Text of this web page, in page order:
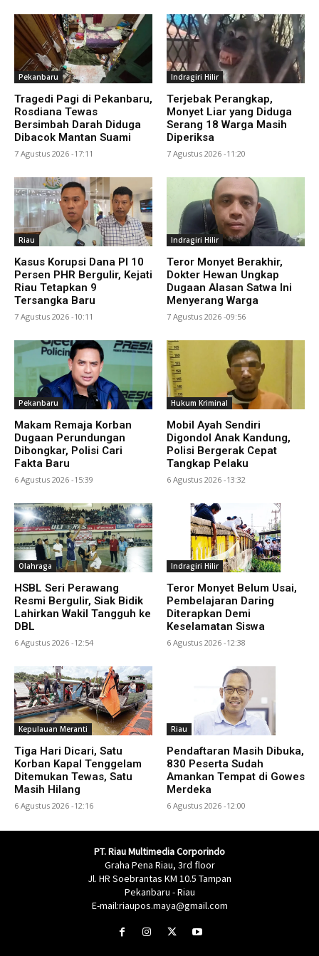
Pekanbaru
Tragedi Pagi di Pekanbaru,
Rosdiana Tewas
Bersimbah Darah Diduga
Dibacok Mantan Suami
7 Agustus 2026 -17:11
Indragiri Hilir
Terjebak Perangkap,
Monyet Liar yang Diduga
Serang 18 Warga Masih
Diperiksa
7 Agustus 2026 -11:20
Riau
Kasus Korupsi Dana PI 10
Persen PHR Bergulir, Kejati
Riau Tetapkan 9
Tersangka Baru
7 Agustus 2026 -10:11
Indragiri Hilir
Teror Monyet Berakhir,
Dokter Hewan Ungkap
Dugaan Alasan Satwa Ini
Menyerang Warga
7 Agustus 2026 -09:56
Pekanbaru
Makam Remaja Korban
Dugaan Perundungan
Dibongkar, Polisi Cari
Fakta Baru
6 Agustus 2026 -15:39
Hukum Kriminal
Mobil Ayah Sendiri
Digondol Anak Kandung,
Polisi Bergerak Cepat
Tangkap Pelaku
6 Agustus 2026 -13:32
Olahraga
HSBL Seri Perawang
Resmi Bergulir, Siak Bidik
Lahirkan Wakil Tangguh ke
DBL
6 Agustus 2026 -12:54
Indragiri Hilir
Teror Monyet Belum Usai,
Pembelajaran Daring
Diterapkan Demi
Keselamatan Siswa
6 Agustus 2026 -12:38
Kepulauan Meranti
Tiga Hari Dicari, Satu
Korban Kapal Tenggelam
Ditemukan Tewas, Satu
Masih Hilang
6 Agustus 2026 -12:16
Riau
Pendaftaran Masih Dibuka,
830 Peserta Sudah
Amankan Tempat di Gowes
Merdeka
6 Agustus 2026 -12:00
PT. Riau Multimedia Corporindo
Graha Pena Riau, 3rd floor
Jl. HR Soebrantas KM 10.5 Tampan
Pekanbaru - Riau
E-mail:riaupos.maya@gmail.com